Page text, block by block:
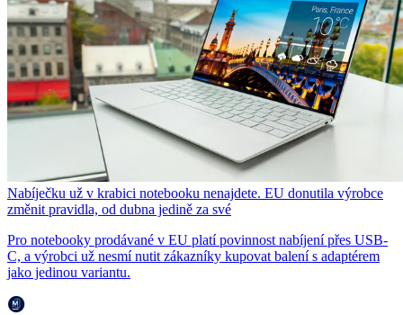
Nabíječku už v krabici notebooku nenajdete. EU donutila výrobce
změnit pravidla, od dubna jedině za své
Pro notebooky prodávané v EU platí povinnost nabíjení přes USB-
C, a výrobci už nesmí nutit zákazníky kupovat balení s adaptérem
jako jedinou variantu.